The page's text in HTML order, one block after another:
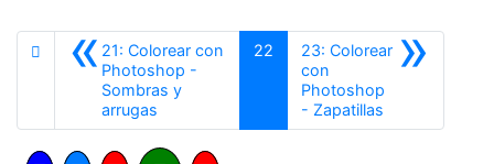
«21: Colorear con
Photoshop -
Sombras y
arrugas
22 »
23: Colorear
con
Photoshop
- Zapatillas